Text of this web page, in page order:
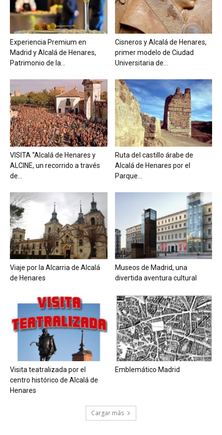
Experiencia Premium en
Madrid y Alcalá de Henares,
Patrimonio de la...
Cisneros y Alcalá de Henares,
primer modelo de Ciudad
Universitaria de...
VISITA “Alcalá de Henares y
ALCINE, un recorrido a través
de...
Ruta del castillo árabe de
Alcalá de Henares por el
Parque...
Viaje por la Alcarria de Alcalá
de Henares
Museos de Madrid, una
divertida aventura cultural
Visita teatralizada por el
centro histórico de Alcalá de
Henares
Emblemático Madrid
Cargar más